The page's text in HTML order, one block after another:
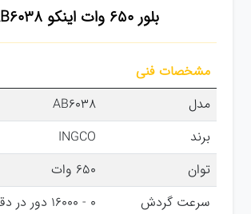
آچار ها
کیف و
جبعه
ابزار
بلور 650 وات اینکو AB6038
مشخصات فنی
مدل
AB6038
برند
INGCO
توان
650 وات
سرعت گردش
0 - 16000 دور در دقیقه